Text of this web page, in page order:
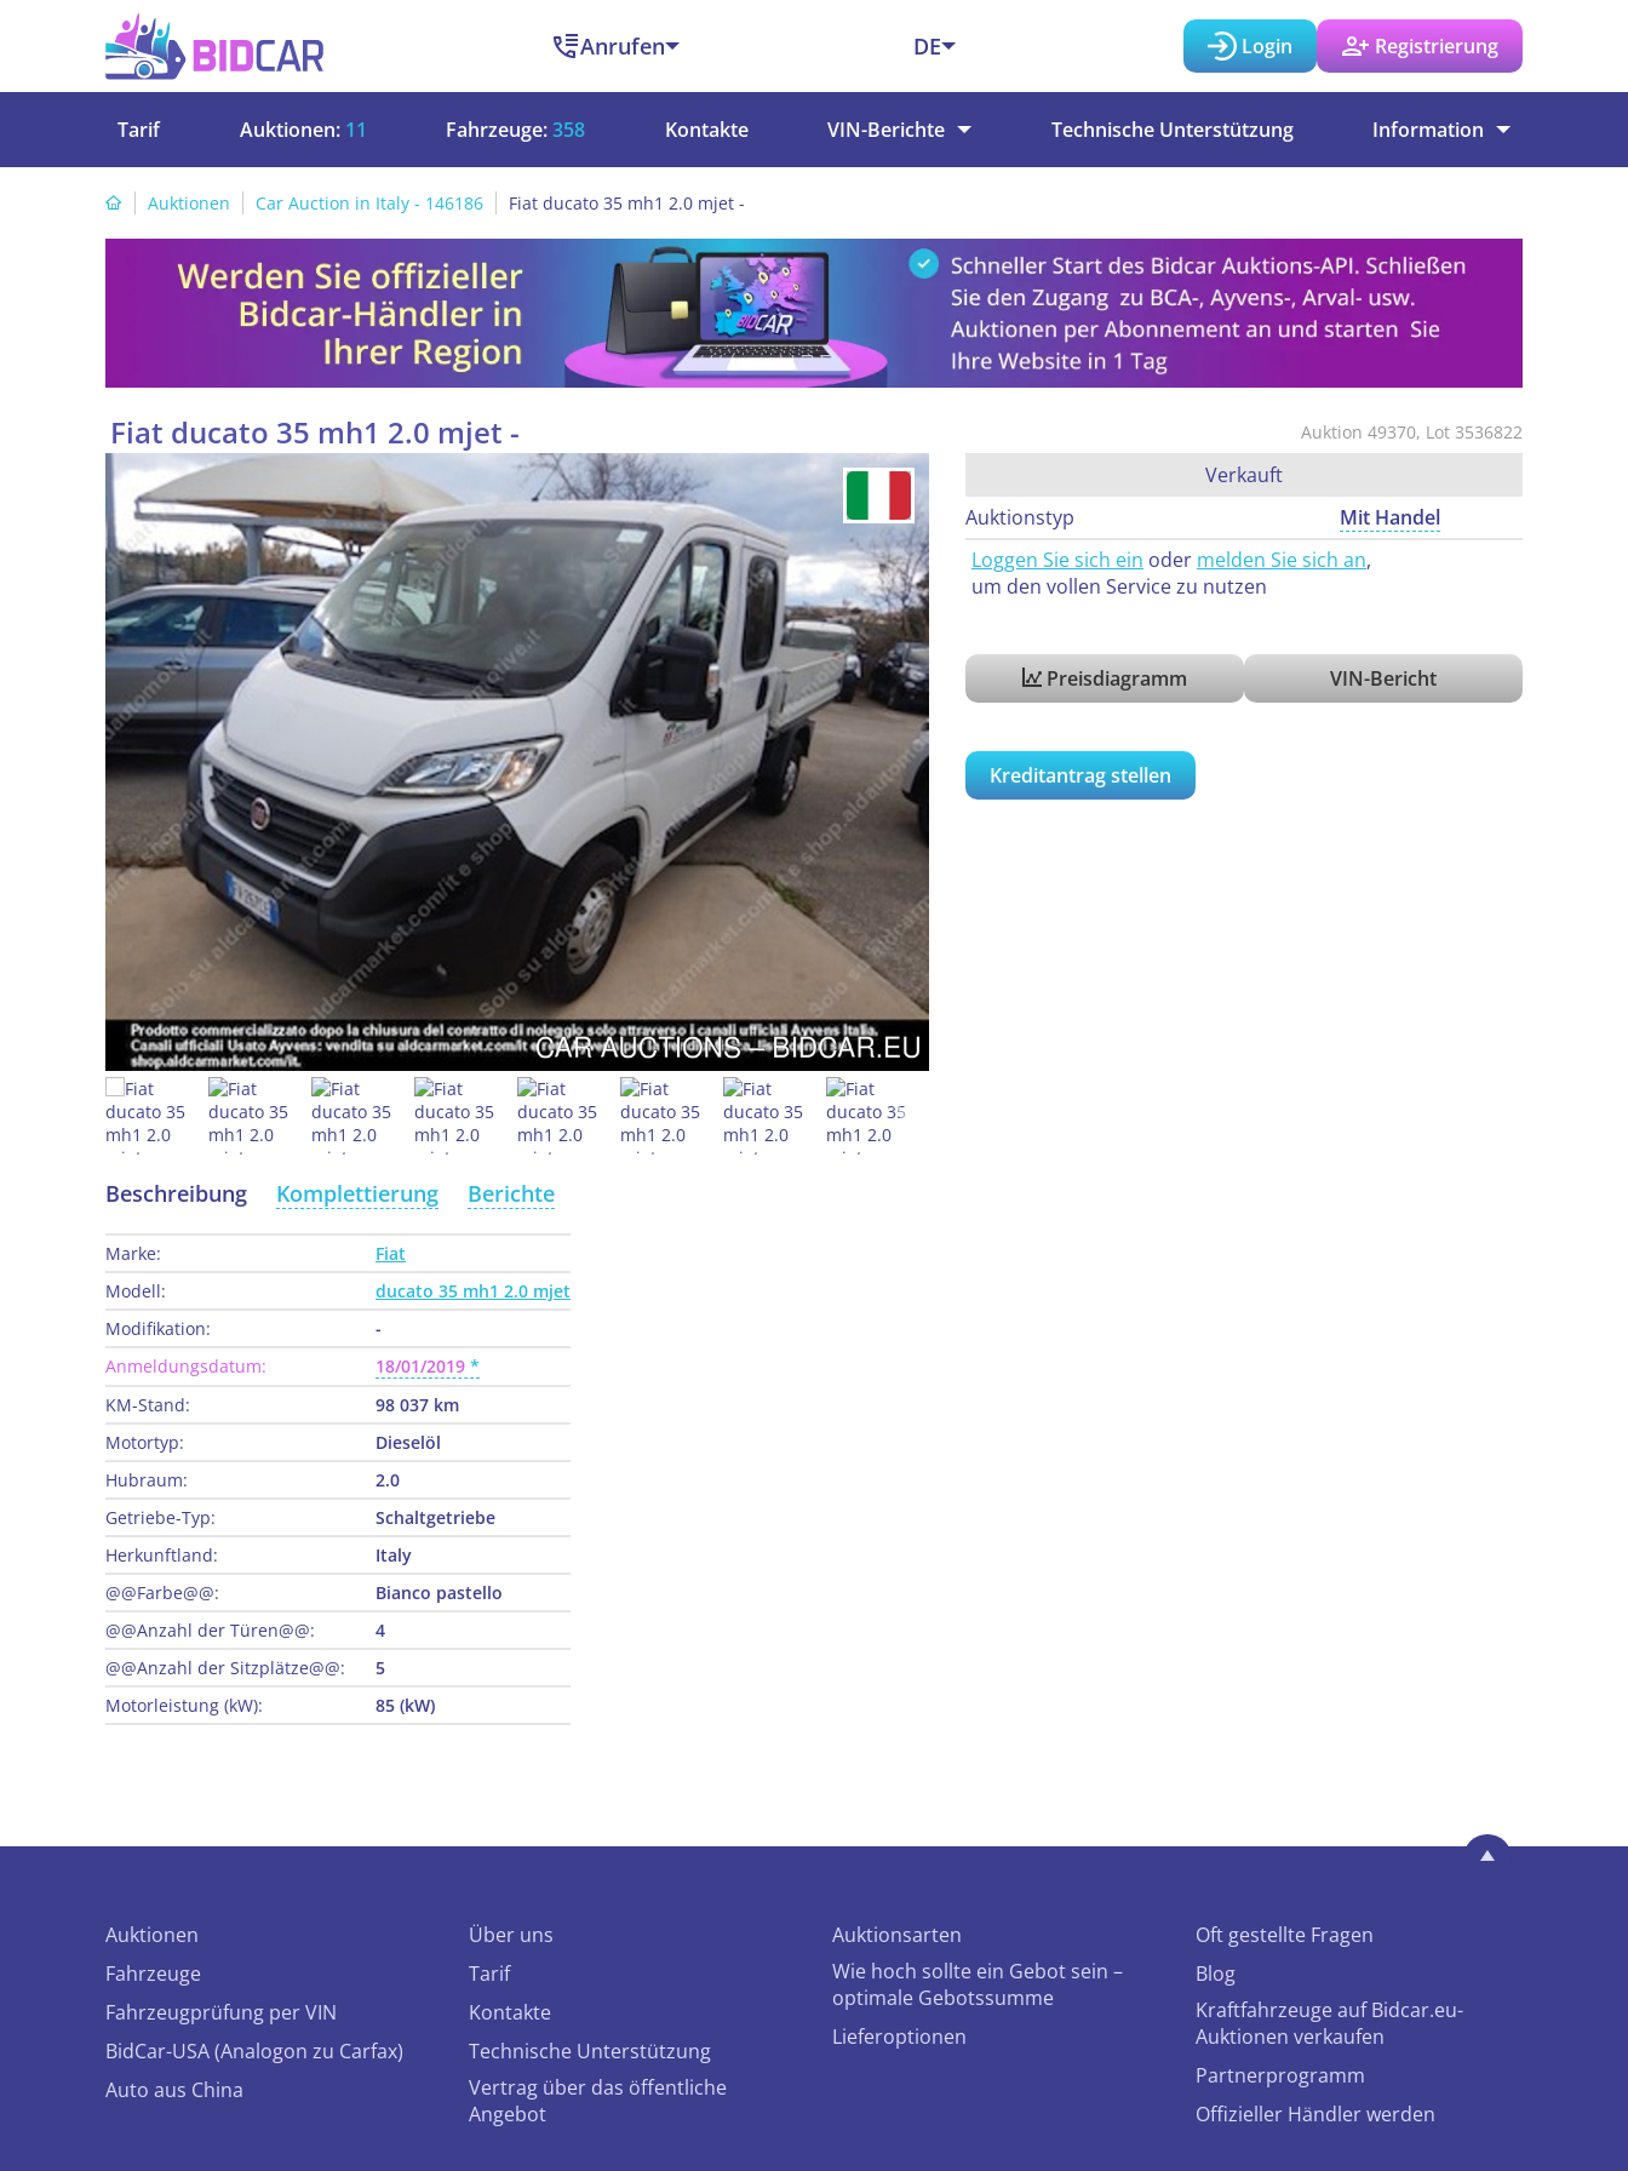
Anrufen DE Login Registrierung
Tarif Auktionen: 11 Fahrzeuge:358 Kontakte VIN-Berichte Technische Unterstützung Information
Auktionen Car Auction in Italy - 146186 Fiat ducato 35 mh1 2.0 mjet -
Auktion 49370, Lot 3536822
Fiat ducato 35 mh1 2.0 mjet -
Verkauft
Auktionstyp
Mit Handel
Loggen Sie sich ein oder melden Sie sich an,
um den vollen Service zu nutzen
Preisdiagramm VIN-Bericht
Kreditantrag stellen
Beschreibung Komplettierung Berichte
Marke:
Fiat
Modell:
ducato 35 mh1 2.0 mjet
Modifikation:
-
Anmeldungsdatum:
18/01/2019
KM-Stand:
98 037 km
Motortyp:
Dieselöl
Hubraum:
2.0
Getriebe-Typ:
Schaltgetriebe
Herkunftland:
Italy
@@Farbe@@:
Bianco pastello
@@Anzahl der Türen@@:
4
@@Anzahl der Sitzplätze@@:
5
Motorleistung (kW):
85 (kW)
Auktionen
Fahrzeuge
Fahrzeugprüfung per VIN
BidCar-USA (Analogon zu Carfax)
Auto aus China
Über uns
Tarif
Kontakte
Technische Unterstützung
Vertrag über das öffentliche
Angebot
Auktionsarten
Wie hoch sollte ein Gebot sein –
optimale Gebotssumme
Lieferoptionen
Oft gestellte Fragen
Blog
Kraftfahrzeuge auf Bidcar.eu-
Auktionen verkaufen
Partnerprogramm
Offizieller Händler werden